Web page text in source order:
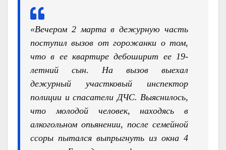
«Вечером 2 марта в дежурную часть
поступил вызов от горожанки о том,
что в ее квартире дебоширит ее 19-
летний сын. На вызов выехал
дежурный участковый инспектор
полиции и спасатели ДЧС. Выяснилось,
что молодой человек, находясь в
алкогольном опьянении, после семейной
ссоры пытался выпрыгнуть из окна 4